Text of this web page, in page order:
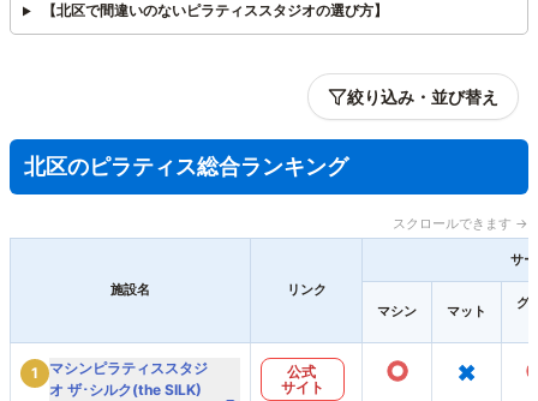
【北区で間違いのないピラティススタジオの選び方】
絞り込み・並び替え
北区のピラティス総合ランキング
スクロールできます →
施設名 リンク
サ
マシン マット
グ
1
マシンピラティススタジ
オ ザ･シルク(the SILK)
公式
サイト
○ ×